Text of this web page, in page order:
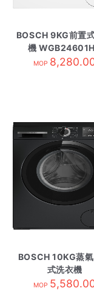
BOSCH 9KG前置
機
MOP
BOSCH 10KG蒸
式洗衣機
WHE2530ZHK
MOP